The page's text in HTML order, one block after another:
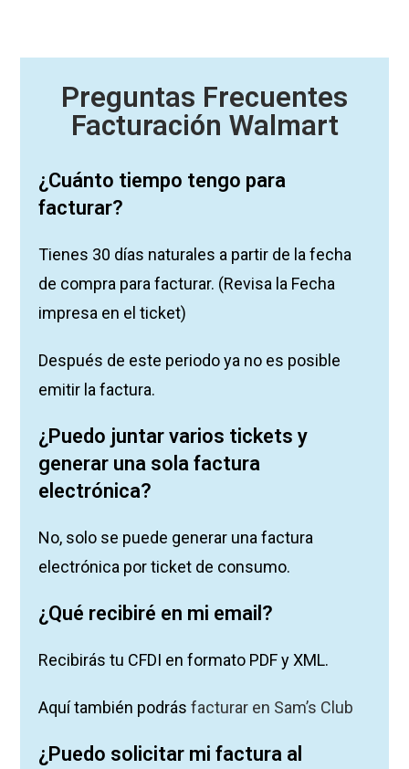
Preguntas Frecuentes
Facturación Walmart
¿Cuánto tiempo tengo para
facturar?
Tienes 30 días naturales a partir de la fecha
de compra para facturar. (Revisa la Fecha
impresa en el ticket)
Después de este periodo ya no es posible
emitir la factura.
¿Puedo juntar varios tickets y
generar una sola factura
electrónica?
No, solo se puede generar una factura
electrónica por ticket de consumo.
¿Qué recibiré en mi email?
Recibirás tu CFDI en formato PDF y XML.
Aquí también podrás facturar en Sam’s Club
¿Puedo solicitar mi factura al